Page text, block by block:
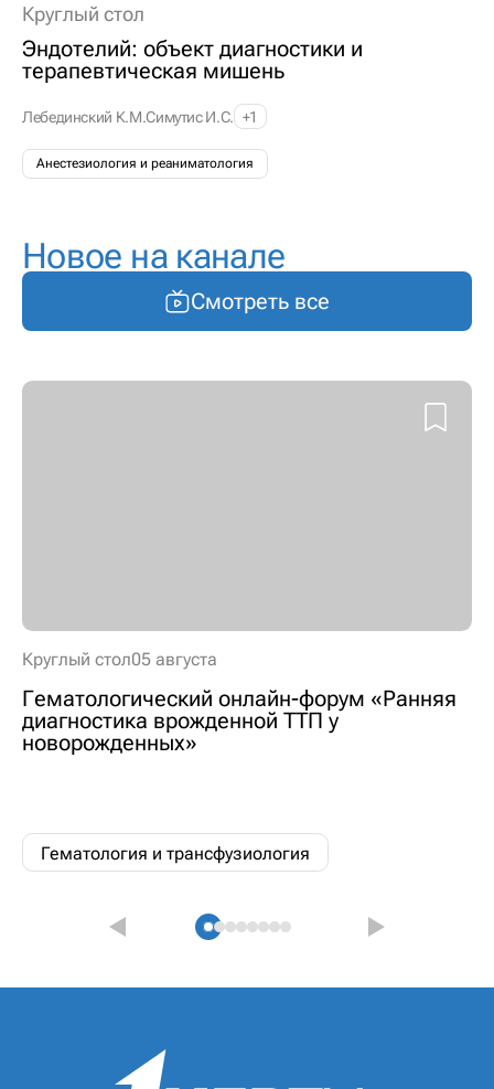
Круглый стол
Эндотелий: объект диагностики и
терапевтическая мишень
Лебединский К.М.Симутис И.С. +1
Анестезиология и реаниматология
Новое на канале
Смотреть все
Круглый стол05 августа
Гематологический онлайн-форум «Ранняя
диагностика врожденной ТТП у
новорожденных»
Гематология и трансфузиология